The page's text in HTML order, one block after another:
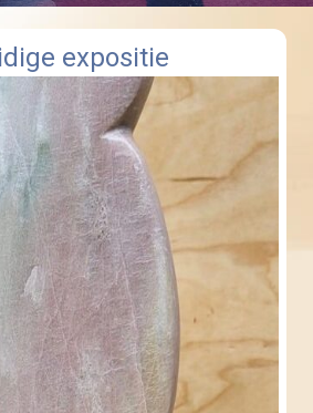
expositie